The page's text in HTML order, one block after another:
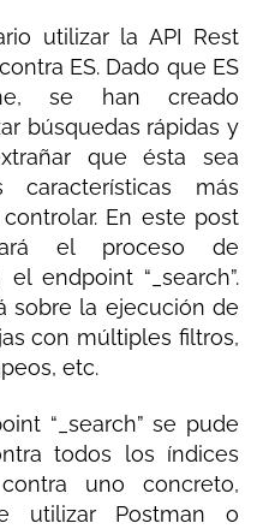
utilizar la API Rest
ES. Dado que ES
se han creado
búsquedas rápidas y
que ésta sea
más
En este post
el proceso de
endpoint “_search”.
sobre la ejecución de
con múltiples filtros,
etc.
“_search” se pude
todos los índices
uno concreto,
utilizar Postman o